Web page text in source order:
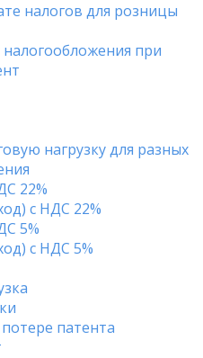
налогов для розницы
при
нагрузку для разных
22%
с НДС 22%
5%
с НДС 5%
патента